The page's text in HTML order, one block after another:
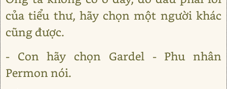
của tiểu thư, hãy chọn một người khác
cũng được.
- Con hãy chọn Gardel - Phu nhân
Permon nói.